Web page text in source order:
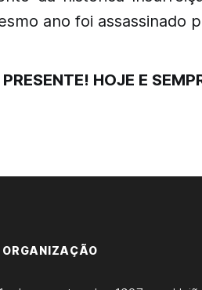
ano foi assassinado
HOJE E
ORGANIZAÇÃO